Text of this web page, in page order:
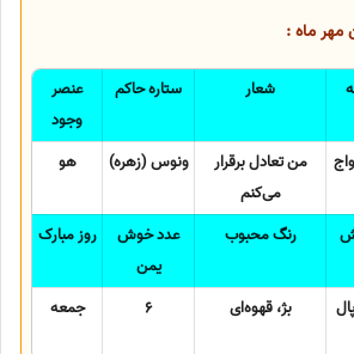
مهر ماه :
شعار ستاره حاکم
عنصر
وجود
من تعادل برقرار
می‌کنم
ونوس (زهره) هو
رنگ محبوب
عدد خوش
یمن
روز مبارک
بژ، قهوه‌ای 6 جمعه